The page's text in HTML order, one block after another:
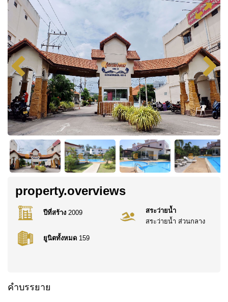
property.overviews
ปีที่สร้าง 2009
ยูนิตทั้งหมด 159
สระว่ายน้ำ
สระว่ายน้ำ ส่วนกลาง
คำบรรยาย